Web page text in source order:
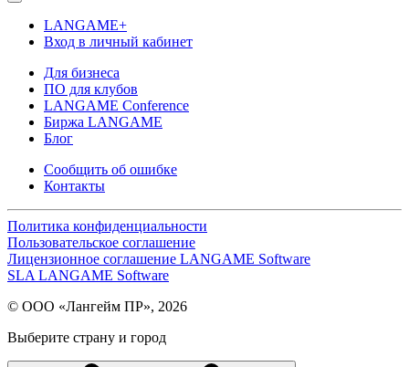
LANGAME+
Вход в личный кабинет
Для бизнеса
ПО для клубов
LANGAME Conference
Биржа LANGAME
Блог
Сообщить об ошибке
Контакты
Политика конфиденциальности
Пользовательское соглашение
Лицензионное соглашение LANGAME Software
SLA LANGAME Software
© ООО «Лангейм ПР», 2026
Выберите страну и город